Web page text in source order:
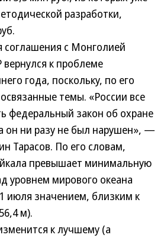
разработки,
соглашения с Монголией
к проблеме
года, поскольку, по его
темы. «России все
федеральный закон об охране
он ни разу не был нарушен», —
Тарасов. По его словам,
превышает минимальную
уровнем мирового океана
июля значением, близким к
м).
к лучшему (а